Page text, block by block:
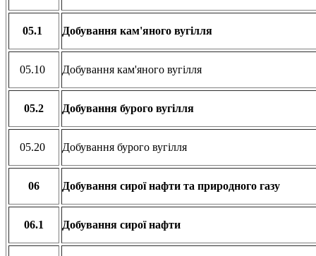
05.1 Добування кам'яного вугілля
05.10 Добування кам'яного вугілля
05.2 Добування бурого вугілля
05.20 Добування бурого вугілля
06 Добування сирої нафти та природного газу
06.1 Добування сирої нафти